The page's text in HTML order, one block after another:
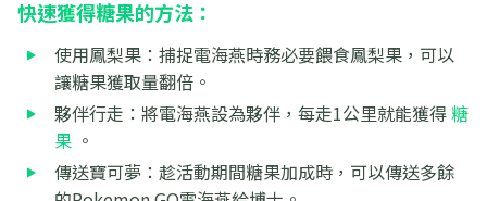
快速獲得糖果的方法：
使用鳳梨果：捕捉電海燕時務必要餵食鳳梨果，可以
讓糖果獲取量翻倍。
夥伴行走：將電海燕設為夥伴，每走1公里就能獲得糖
果 。
傳送寶可夢：趁活動期間糖果加成時，可以傳送多餘